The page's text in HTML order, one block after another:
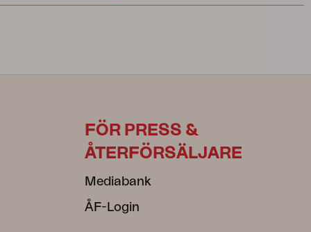
FÖR PRESS &
ÅTERFÖRSÄLJARE
Mediabank
ÅF-Login